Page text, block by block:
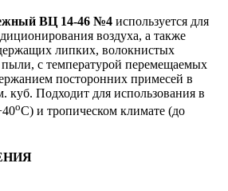
ВЦ 14-46 №4 используется для
воздуха, а также
липких, волокнистых
с температурой перемещаемых
посторонних примесей в
куб. Подходит для использования в
оС) и тропическом климате (до